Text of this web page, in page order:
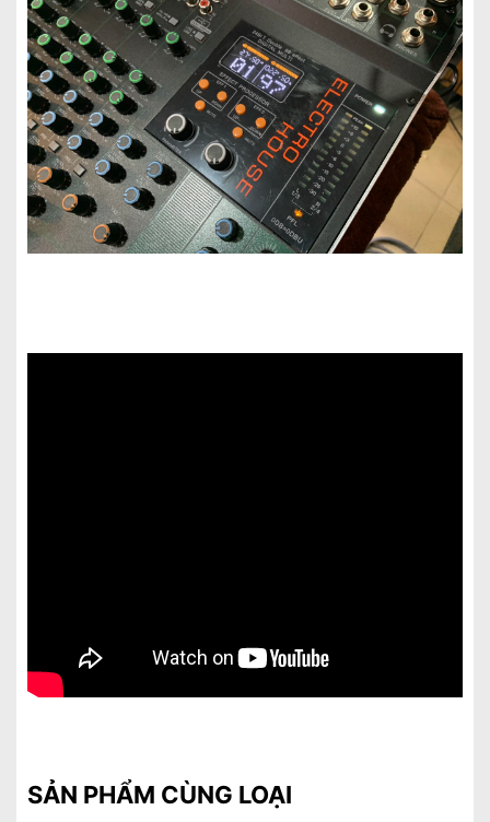
SẢN PHẨM CÙNG LOẠI